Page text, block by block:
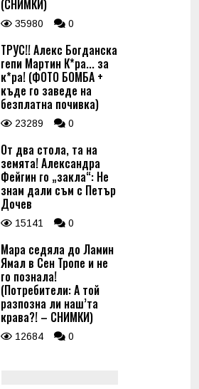
(СНИМКИ)
35980 0
ТРУС!! Алекс Богданска
гепи Мартин К*ра... за
к*ра! (ФОТО БОМБА +
къде го заведе на
безплатна почивка)
23289 0
От два стола, та на
земята! Александра
Фейгин го „закла“: Не
знам дали съм с Петър
Дочев
15141 0
Мара седяла до Ламин
Ямал в Сен Тропе и не
го познала!
(Потребители: А той
разпозна ли наш’та
крава?! – СНИМКИ)
12684 0